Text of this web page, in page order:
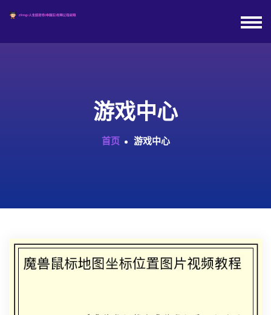
游戏中心
首页 游戏中心